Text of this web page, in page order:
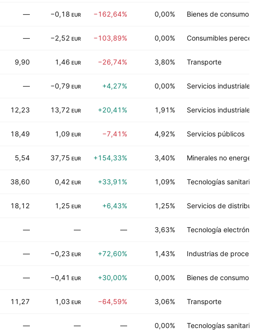
— −0,18 EUR −162,64% 0,00% Bienes de consumo
— −2,52 EUR −103,89% 0,00% Consumibles
9,90 1,46 EUR −26,74% 3,80% Transporte
— −0,79 EUR +4,27% 0,00% Servicios industriales
12,23 13,72 EUR +20,41% 1,91% Servicios industriales
18,49 1,09 EUR −7,41% 4,92% Servicios públicos
5,54 37,75 EUR +154,33% 3,40% Minerales no
38,60 0,42 EUR +33,91% 1,09% Tecnologías sanitarias
18,12 1,25 EUR +6,43% 1,25% Servicios de distribución
— — — 3,63% Tecnología electrónica
— −0,23 EUR +72,60% 1,43% Industrias de proceso
— −0,41 EUR +30,00% 0,00% Bienes de consumo
11,27 1,03 EUR −64,59% 3,06% Transporte
— — — 0,00% Tecnologías sanitarias